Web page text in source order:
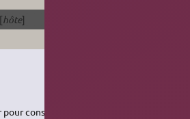
[hôte]
construire un